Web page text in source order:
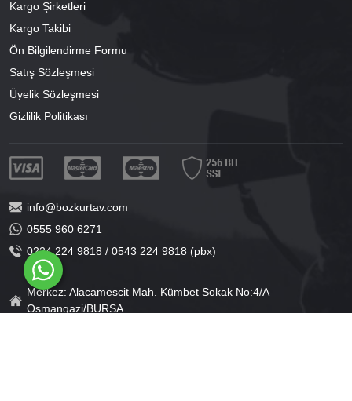
Kargo Şirketleri
Kargo Takibi
Ön Bilgilendirme Formu
Satış Sözleşmesi
Üyelik Sözleşmesi
Gizlilik Politikası
info@bozkurtav.com
0555 960 6271
0224 224 9818 / 0543 224 9818 (pbx)
Merkez: Alacamescit Mah. Kümbet Sokak No:4/A
Osmangazi/BURSA